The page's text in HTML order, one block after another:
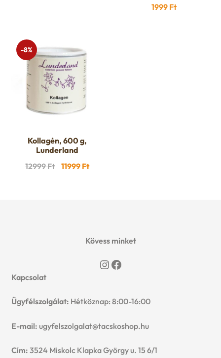
változatok
a
termékoldalon
választhatók
ki
1999 Ft
-8%
Kollagén, 600 g,
Lunderland
12999Ft Original
11999 FtCurrent
Kövess minket
Instagram
Facebook
Kapcsolat
Ügyfélszolgálat: Hétköznap: 8:00-16:00
E-mail: ugyfelszolgalat@tacskoshop.hu
Cím: 3524 Miskolc Klapka György u. 15 6/1